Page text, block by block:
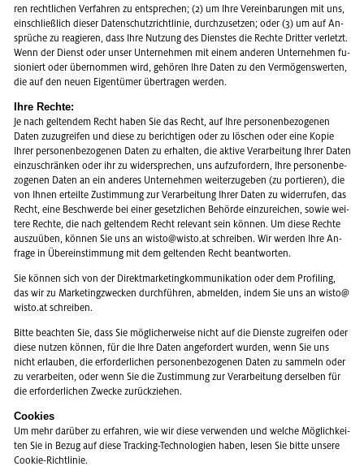
ren recht­li­chen Ver­fah­ren zu ent­spre­chen; (2) um Ihre Ver­ein­ba­run­gen mit uns,
ein­schlie­ß­lich die­ser Da­ten­schutz­richt­li­nie, durch­zu­set­zen; oder (3) um auf An­
sprü­che zu re­agie­ren, dass Ihre Nut­zung des Diens­tes die Rech­te Drit­ter ver­letzt.
Wenn der Dienst oder unser Un­ter­neh­men mit einem an­de­ren Un­ter­neh­men fu­
sio­niert oder über­nom­men wird, ge­hö­ren Ihre Daten zu den Ver­mö­gens­wer­ten,
die auf den neuen Ei­gen­tü­mer über­tra­gen wer­den.
Ihre Rech­te:
Je nach gel­ten­dem Recht haben Sie das Recht, auf Ihre per­so­nen­be­zo­ge­nen
Daten zu­zu­grei­fen und diese zu be­rich­ti­gen oder zu lö­schen oder eine Kopie
Ihrer per­so­nen­be­zo­ge­nen Daten zu er­hal­ten, die ak­ti­ve Ver­ar­bei­tung Ihrer Daten
ein­zu­schrän­ken oder ihr zu wi­der­spre­chen, uns auf­zu­for­dern, Ihre per­so­nen­be­
zo­ge­nen Daten an ein an­de­res Un­ter­neh­men wei­ter­zu­ge­ben (zu por­tie­ren), die
von Ihnen er­teil­te Zu­stim­mung zur Ver­ar­bei­tung Ihrer Daten zu wi­der­ru­fen, das
Recht, eine Be­schwer­de bei einer ge­setz­li­chen Be­hör­de ein­zu­rei­chen, sowie wei­
te­re Rech­te, die nach gel­ten­dem Recht re­le­vant sein kön­nen. Um diese Rech­te
aus­zu­üben, kön­nen Sie uns an wisto@​wisto.​at schrei­ben. Wir wer­den Ihre An­
fra­ge in Über­ein­stim­mung mit dem gel­ten­den Recht be­ant­wor­ten.
Sie kön­nen sich von der Di­rekt­mar­ke­ting­kom­mu­ni­ka­ti­on oder dem Pro­fi­ling,
das wir zu Mar­ke­ting­zwe­cken durch­füh­ren, ab­mel­den, indem Sie uns an wisto@​
wisto.​at schrei­ben.
Bitte be­ach­ten Sie, dass Sie mög­li­cher­wei­se nicht auf die Diens­te zu­grei­fen oder
diese nut­zen kön­nen, für die Ihre Daten an­ge­for­dert wur­den, wenn Sie uns
nicht er­lau­ben, die er­for­der­li­chen per­so­nen­be­zo­ge­nen Daten zu sam­meln oder
zu ver­ar­bei­ten, oder wenn Sie die Zu­stim­mung zur Ver­ar­bei­tung der­sel­ben für
die er­for­der­li­chen Zwe­cke zu­rück­zie­hen.
Coo­kies
Um mehr dar­über zu er­fah­ren, wie wir diese ver­wen­den und wel­che Mög­lich­kei­
ten Sie in Bezug auf diese Tracking-Tech­no­lo­gi­en haben, lesen Sie bitte un­se­re
Coo­kie-Richt­li­nie.